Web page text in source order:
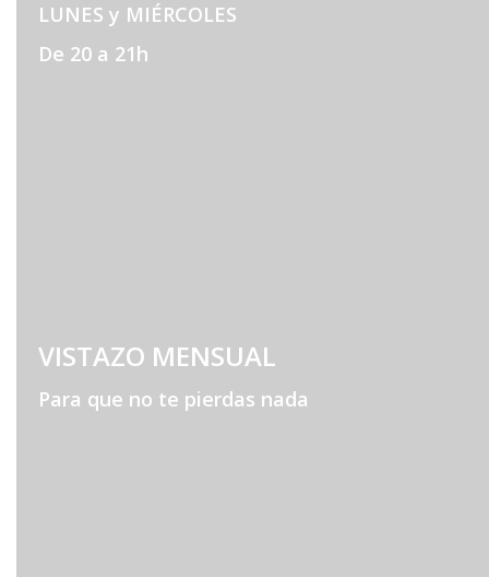
LUNES y MIÉRCOLES
De 20 a 21h
VISTAZO MENSUAL
Para que no te pierdas nada